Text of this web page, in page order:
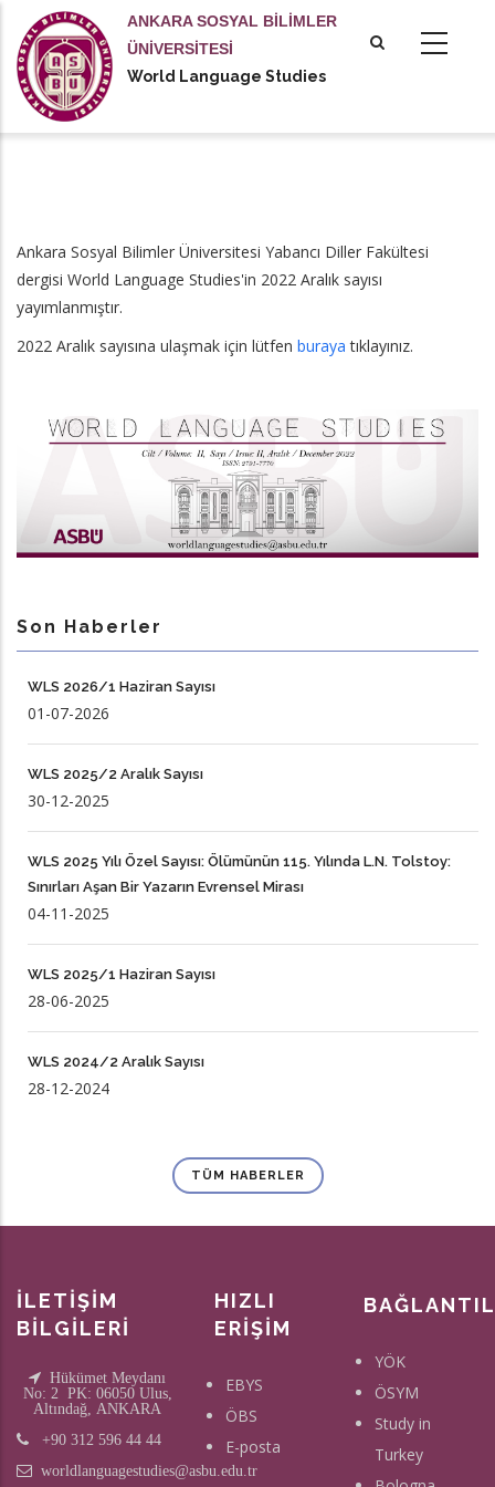
içeriğe
atla
ANKARA SOSYAL BİLİMLER
ÜNİVERSİTESİ
World Language Studies
Ankara Sosyal Bilimler Üniversitesi Yabancı Diller Fakültesi
dergisi World Language Studies'in 2022 Aralık sayısı
yayımlanmıştır.
2022 Aralık sayısına ulaşmak için lütfen burayatıklayınız.
Son Haberler
WLS 2026/1 Haziran Sayısı
01-07-2026
WLS 2025/2 Aralık Sayısı
30-12-2025
WLS 2025 Yılı Özel Sayısı: Ölümünün 115. Yılında L.N. Tolstoy:
Sınırları Aşan Bir Yazarın Evrensel Mirası
04-11-2025
WLS 2025/1 Haziran Sayısı
28-06-2025
WLS 2024/2 Aralık Sayısı
28-12-2024
TÜM HABERLER
İLETİŞİM
BİLGİLERİ
Hükümet Meydanı
No: 2 PK: 06050 Ulus,
Altındağ, ANKARA
+90 312 596 44 44
worldlanguagestudies@asbu.edu.tr
HIZLI
ERİŞİM
EBYS
ÖBS
E-posta
YÖK
ÖSYM
Study in
Turkey